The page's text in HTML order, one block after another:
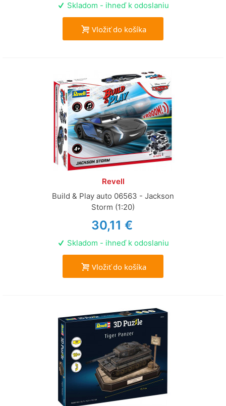
Skladom - ihneď k odoslaniu
Vložiť do košíka
Revell
Build & Play auto 06563 - Jackson
Storm (1:20)
30,11 €
Skladom - ihneď k odoslaniu
Vložiť do košíka